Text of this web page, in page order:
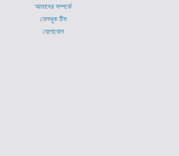
আমাদের সম্পর্কে
ফেসবুক টিম
যোগাযোগ